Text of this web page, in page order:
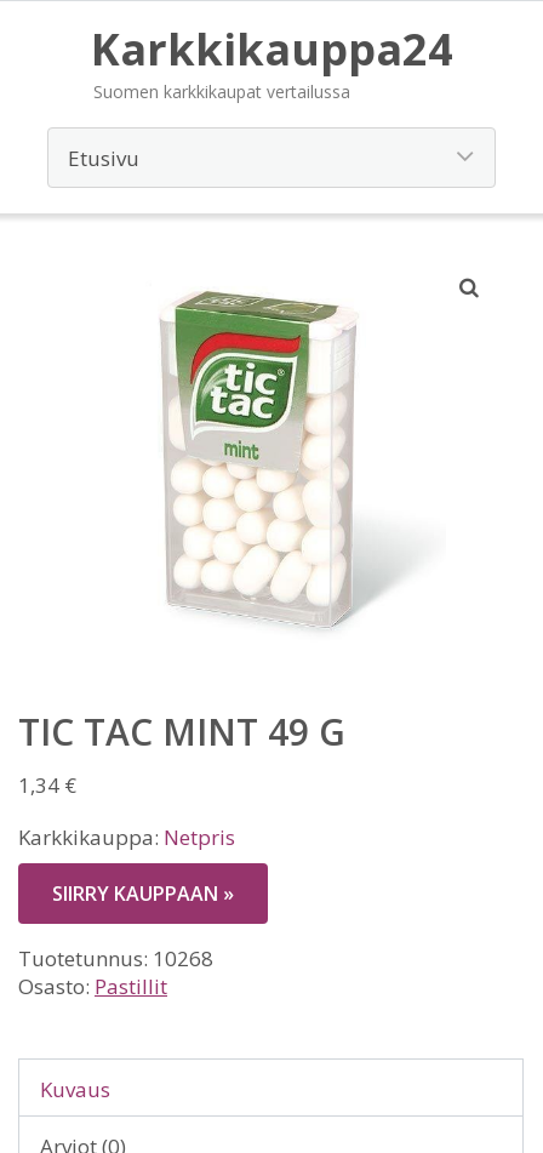
Karkkikauppa24
Suomen karkkikaupat vertailussa
TIC TAC MINT 49 G
1,34 €
Karkkikauppa: Netpris
SIIRRY KAUPPAAN »
Tuotetunnus: 10268
Osasto: Pastillit
Kuvaus
Arviot (0)